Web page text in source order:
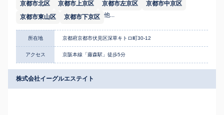
京都市北区 京都市上京区 京都市左京区
京都市中京区
京都市東山区
京都市下京区 他...
所在地 京都府京都市伏見区深草キトロ町30-12
アクセス 京阪本線「藤森駅」徒歩5分
株式会社イーグルエステイト